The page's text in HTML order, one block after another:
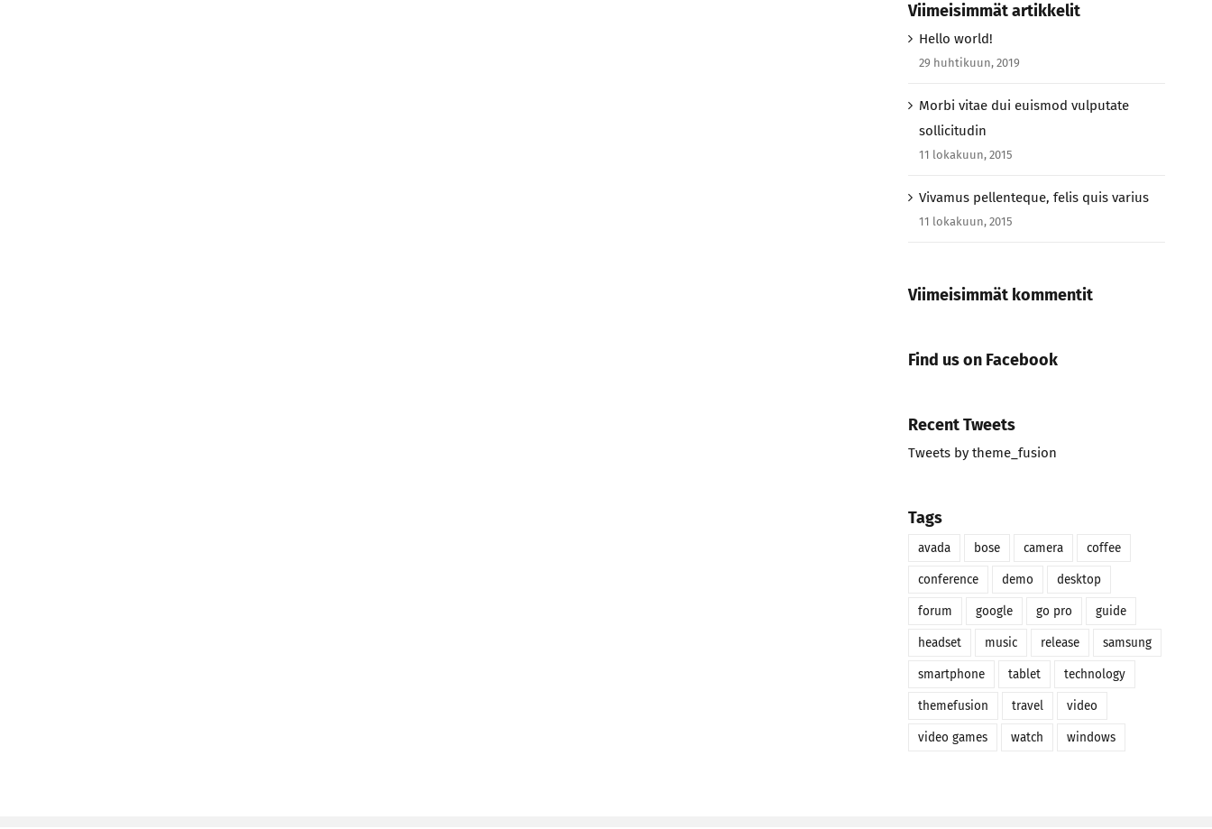
Viimeisimmät artikkelit
Hello world!
29 huhtikuun, 2019
Morbi vitae dui euismod vulputate
sollicitudin
11 lokakuun, 2015
Vivamus pellenteque, felis quis varius
11 lokakuun, 2015
Viimeisimmät kommentit
Find us on Facebook
Recent Tweets
Tweets by theme_fusion
Tags
avada bose camera coffee
conference demo desktop
forum google go pro guide
headset music release samsung
smartphone tablet technology
themefusion travel video
video games watch windows